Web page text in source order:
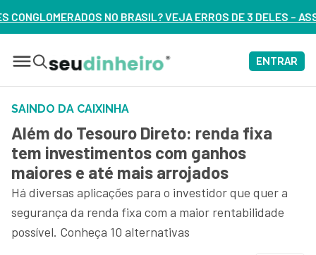
NO BRASIL? VEJA ERROS DE 3 DELES – ASSISTA AGORA
ENTRAR
SAINDO DA CAIXINHA
Além do Tesouro Direto: renda fixa
tem investimentos com ganhos
maiores e até mais arrojados
Há diversas aplicações para o investidor que quer a
segurança da renda fixa com a maior rentabilidade
possível. Conheça 10 alternativas